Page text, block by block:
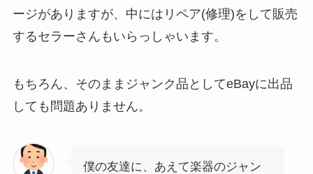
ージがありますが、中にはリペア(修理)をして販売
するセラーさんもいらっしゃいます。
もちろん、そのままジャンク品としてeBayに出品
しても問題ありません。
僕の友達に、あえて楽器のジャン